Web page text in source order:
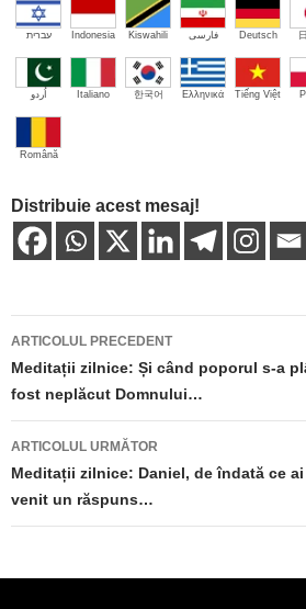
עברית Indonesia Kiswahili فارسی Deutsch
اُردو Italiano 한국어 Ελληνικά Tiếng Việt
Română
Distribuie acest mesaj!
Navigare
în
articole
ARTICOLUL PRECEDENT
Meditații zilnice: Și când poporul s-a
fost neplăcut Domnului…
ARTICOLUL URMĂTOR
Meditații zilnice: Daniel, de îndată ce
venit un răspuns…